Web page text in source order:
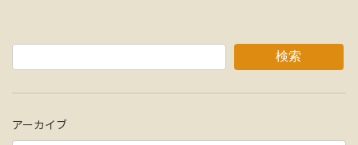
検索
アーカイブ